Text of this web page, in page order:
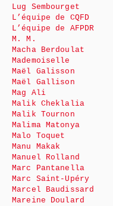
Lug Sembourget
L’équipe de CQFD
L’équipe de AFPDR
M. M.
Macha Berdoulat
Mademoiselle
Maël Galisson
Maël Gallison
Mag Ali
Malik Cheklalia
Malik Tournon
Malima Matonya
Malo Toquet
Manu Makak
Manuel Rolland
Marc Pantanella
Marc Saint-Upéry
Marcel Baudissard
Mareine Doulard